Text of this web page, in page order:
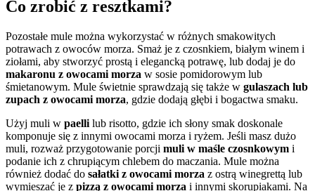
Co zrobić z resztkami?
Pozostałe mule można wykorzystać w różnych smakowitych
potrawach z owoców morza. Smaż je z czosnkiem, białym winem i
ziołami, aby stworzyć prostą i elegancką potrawę, lub dodaj je do
makaronu z owocami morza w sosie pomidorowym lub
śmietanowym. Mule świetnie sprawdzają się także w gulaszach lub
zupach z owocami morza, gdzie dodają głębi i bogactwa smaku.
Użyj muli w paelli lub risotto, gdzie ich słony smak doskonale
komponuje się z innymi owocami morza i ryżem. Jeśli masz dużo
muli, rozważ przygotowanie porcji muli w maśle czosnkowym i
podanie ich z chrupiącym chlebem do maczania. Mule można
również dodać do sałatki z owocami morza z ostrą winegrettą lub
wymieszać je z pizzą z owocami morza i innymi skorupiakami. Na